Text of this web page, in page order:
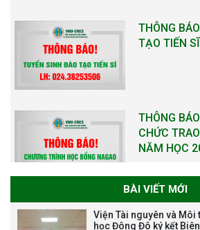
THÔNG
TẠO TIẾN
THÔNG
CHỨC
NĂM HỌC
THƯ CẢM
NĂM XÂY
BÀI VIẾT MỚI
Viện Tài nguyên và
học Đông Đô ký kết